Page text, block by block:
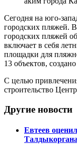
Сегодня на юго-
городских пляжей. В
городских пляжей
включает в себя
площадки для
13 объектов,
С целью
строительство
Другие новости
Евтеев